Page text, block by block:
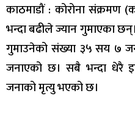
काठमाडौं : कोरोना संक्रमण
भन्दा बढीले ज्यान गुमाएका
गुमाउनेको संख्या ३५ सय ७
जनाएको छ। सबै भन्दा धेरै
जनाको मृत्यु भएको छ।